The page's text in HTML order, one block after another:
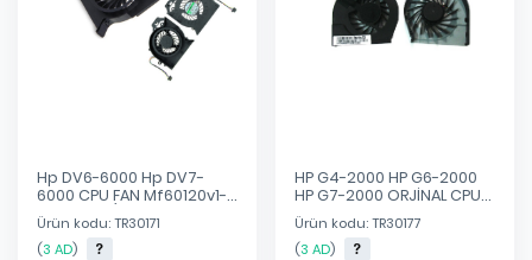
Hp DV6-6000 Hp DV7-
6000 CPU FAN Mf60120v1-
C180-S9a(Dc5v
2.0A)/Ksb0505hb(Dc5v
0.4A)
Ürün kodu: TR30171
(3 AD)
HP G4-2000 HP G6-2000
HP G7-2000 ORJİNAL CPU
FAN 683191-001
FAR3300EPA
Ürün kodu: TR30177
(3 AD)